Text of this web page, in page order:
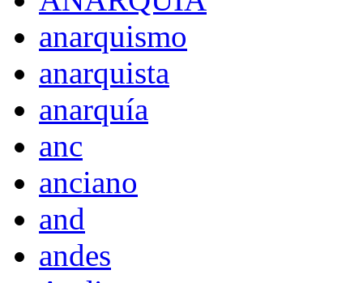
anarquismo
anarquista
anarquía
anc
anciano
and
andes